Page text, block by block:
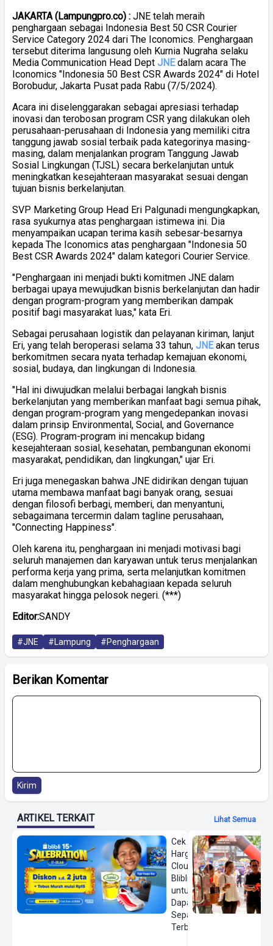
JAKARTA (Lampungpro.co) : JNE telah meraih
penghargaan sebagai Indonesia Best 50 CSR Courier
Service Category 2024 dari The Iconomics. Penghargaan
tersebut diterima langusung oleh Kurnia Nugraha selaku
Media Communication Head Dept JNEdalam acara The
Iconomics "Indonesia 50 Best CSR Awards 2024" di Hotel
Borobudur, Jakarta Pusat pada Rabu (7/5/2024).
Acara ini diselenggarakan sebagai apresiasi terhadap
inovasi dan terobosan program CSR yang dilakukan oleh
perusahaan-perusahaan di Indonesia yang memiliki citra
tanggung jawab sosial terbaik pada kategorinya masing-
masing, dalam menjalankan program Tanggung Jawab
Sosial Lingkungan (TJSL) secara berkelanjutan untuk
meningkatkan kesejahteraan masyarakat sesuai dengan
tujuan bisnis berkelanjutan.
SVP Marketing Group Head Eri Palgunadi mengungkapkan,
rasa syukurnya atas penghargaan istimewa ini. Dia
menyampaikan ucapan terima kasih sebesar-besarnya
kepada The Iconomics atas penghargaan "Indonesia 50
Best CSR Awards 2024" dalam kategori Courier Service.
"Penghargaan ini menjadi bukti komitmen JNE dalam
berbagai upaya mewujudkan bisnis berkelanjutan dan hadir
dengan program-program yang memberikan dampak
positif bagi masyarakat luas," kata Eri.
Sebagai perusahaan logistik dan pelayanan kiriman, lanjut
Eri, yang telah beroperasi selama 33 tahun, JNEakan terus
berkomitmen secara nyata terhadap kemajuan ekonomi,
sosial, budaya, dan lingkungan di Indonesia.
"Hal ini diwujudkan melalui berbagai langkah bisnis
berkelanjutan yang memberikan manfaat bagi semua pihak,
dengan program-program yang mengedepankan inovasi
dalam prinsip Environmental, Social, and Governance
(ESG). Program-program ini mencakup bidang
kesejahteraan sosial, kesehatan, pembangunan ekonomi
masyarakat, pendidikan, dan lingkungan," ujar Eri.
Eri juga menegaskan bahwa JNE didirikan dengan tujuan
utama membawa manfaat bagi banyak orang, sesuai
dengan filosofi berbagi, memberi, dan menyantuni,
sebagaimana tercermin dalam tagline perusahaan,
"Connecting Happiness".
Oleh karena itu, penghargaan ini menjadi motivasi bagi
seluruh manajemen dan karyawan untuk terus menjalankan
performa kerja yang prima, serta melanjutkan komitmen
dalam menghubungkan kebahagiaan kepada seluruh
masyarakat hingga pelosok negeri. (***)
Editor:SANDY
#JNE #Lampung #Penghargaan
Berikan Komentar
Kirim
ARTIKEL TERKAIT Lihat Semua
Cek
Harga On
Cloud di
Blibli
untuk
Dapatkan
Sepatu
Terbaru